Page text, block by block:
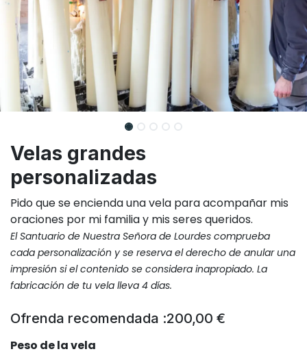
Velas grandes
personalizadas
Pido que se encienda una vela para acompañar mis
oraciones por mi familia y mis seres queridos.
El Santuario de Nuestra Señora de Lourdes comprueba
cada personalización y se reserva el derecho de anular una
impresión si el contenido se considera inapropiado. La
fabricación de tu vela lleva 4 días.
Ofrenda recomendada :200,00 €
Peso de la vela